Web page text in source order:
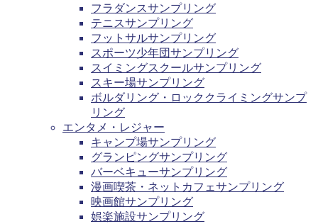
フラダンスサンプリング
テニスサンプリング
フットサルサンプリング
スポーツ少年団サンプリング
スイミングスクールサンプリング
スキー場サンプリング
ボルダリング・ロッククライミングサンプ
リング
エンタメ・レジャー
キャンプ場サンプリング
グランピングサンプリング
バーベキューサンプリング
漫画喫茶・ネットカフェサンプリング
映画館サンプリング
娯楽施設サンプリング